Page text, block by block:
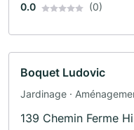
0.0 (0)
Boquet Ludovic
Jardinage ·
139 Chemin Ferme